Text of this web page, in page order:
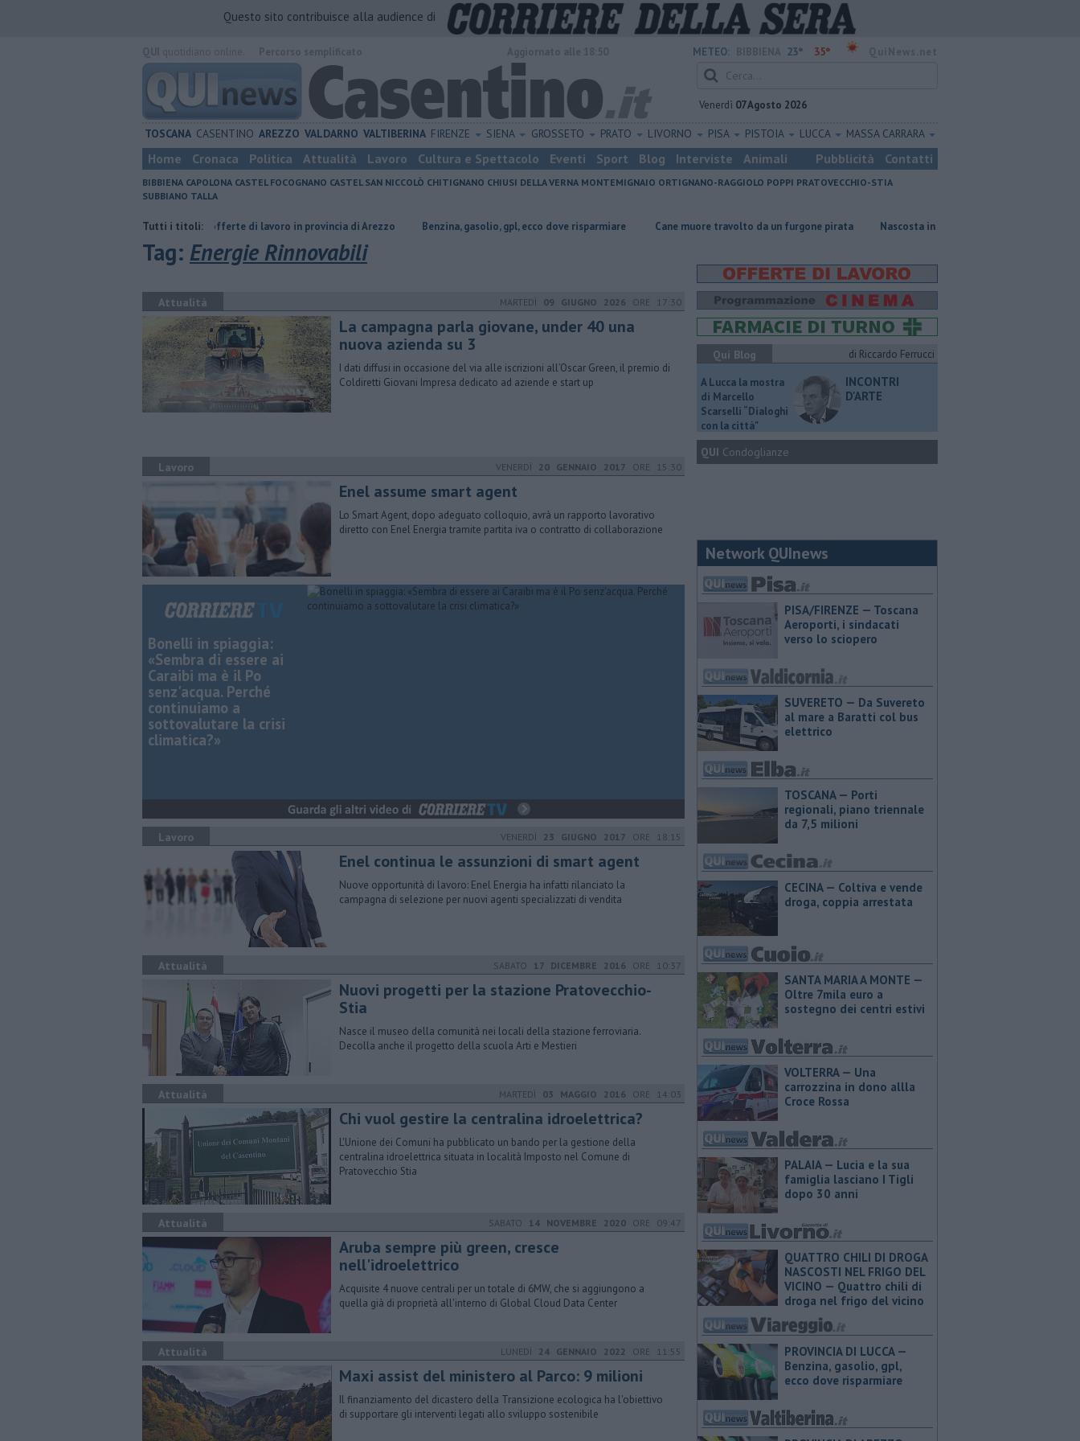
Questo sito contribuisce alla audience di
METEO: 23° 35°
Venerdì 07 Agosto 2026
TOSCANA CASENTINO AREZZO VALDARNO VALTIBERINA FIRENZE SIENA GROSSETO PRATO LIVORNO PISA PISTOIA LUCCA MASSA CARRARA
Home Cronaca Politica Attualità Lavoro Cultura e Spettacolo Eventi Sport Blog Interviste Animali Pubblicità Contatti
BIBBIENA CAPOLONA CASTEL FOCOGNANO CASTEL SAN NICCOLÒ CHITIGNANO CHIUSI DELLA VERNA MONTEMIGNAIO ORTIGNANO-RAGGIOLO POPPI PRATOVECCHIO-STIA
SUBBIANO TALLA
Tutti i titoli:
​Tutte le offerte di lavoro in provincia di Arezzo ​Benzina, gasolio, gpl, ecco dove risparmiare Cane muore travolto da un furgone pirata Nascosta in un bar per sfuggire alla furia del compagno
Tag: Energie Rinnovabili
Attualità MARTEDÌ 09 GIUGNO 2026 ORE 17:30
La campagna parla giovane, under 40 una
nuova azienda su 3
I dati diffusi in occasione del via alle iscrizioni all’Oscar Green, il premio di
Coldiretti Giovani Impresa dedicato ad aziende e start up
Lavoro VENERDÌ 20 GENNAIO 2017 ORE 15:30
Enel assume smart agent
Lo Smart Agent, dopo adeguato colloquio, avrà un rapporto lavorativo
diretto con Enel Energia tramite partita iva o contratto di collaborazione
Bonelli in spiaggia:
«Sembra di essere ai
Caraibi ma è il Po
senz'acqua. Perché
continuiamo a
sottovalutare la crisi
climatica?»
Lavoro VENERDÌ 23 GIUGNO 2017 ORE 18:15
Enel continua le assunzioni di smart agent
Nuove opportunità di lavoro: Enel Energia ha infatti rilanciato la
campagna di selezione per nuovi agenti specializzati di vendita
Attualità SABATO 17 DICEMBRE 2016 ORE 10:37
Nuovi progetti per la stazione Pratovecchio-
Stia
Nasce il museo della comunità nei locali della stazione ferroviaria.
Decolla anche il progetto della scuola Arti e Mestieri
Attualità MARTEDÌ 03 MAGGIO 2016 ORE 14:03
Chi vuol gestire la centralina idroelettrica?
L'Unione dei Comuni ha pubblicato un bando per la gestione della
centralina idroelettrica situata in località Imposto nel Comune di
Pratovecchio Stia
Attualità SABATO 14 NOVEMBRE 2020 ORE 09:47
Aruba sempre più green, cresce
nell'idroelettrico
Acquisite 4 nuove centrali per un totale di 6MW, che si aggiungono a
quella già di proprietà all'interno di Global Cloud Data Center
Attualità LUNEDÌ 24 GENNAIO 2022 ORE 11:55
Maxi assist del ministero al Parco: 9 milioni
Il finanziamento del dicastero della Transizione ecologica ha l'obiettivo
di supportare gli interventi legati allo sviluppo sostenibile
Qui Blog di Riccardo Ferrucci
A Lucca la mostra
di Marcello
Scarselli “Dialoghi
con la città"
INCONTRI
D'ARTE
QUI Condoglianze
Network QUInews
PISA/FIRENZE — Toscana
Aeroporti, i sindacati
verso lo sciopero
SUVERETO — Da Suvereto
al mare a Baratti col bus
elettrico
TOSCANA — Porti
regionali, piano triennale
da 7,5 milioni
CECINA — Coltiva e vende
droga, coppia arrestata
SANTA MARIA A MONTE —
Oltre 7mila euro a
sostegno dei centri estivi
VOLTERRA — Una
carrozzina in dono allla
Croce Rossa
PALAIA — Lucia e la sua
famiglia lasciano I Tigli
dopo 30 anni
QUATTRO CHILI DI DROGA
NASCOSTI NEL FRIGO DEL
VICINO — Quattro chili di
droga nel frigo del vicino
PROVINCIA DI LUCCA — ​
Benzina, gasolio, gpl,
ecco dove risparmiare